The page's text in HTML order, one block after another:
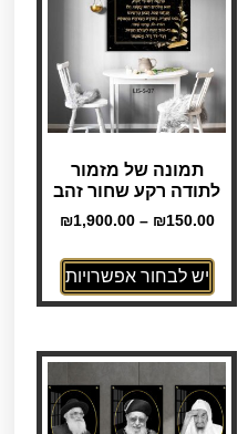
תמונה של מזמור
לתודה רקע שחור זהב
₪150.00
–
₪1,900.00
יש לבחור אפשרויות